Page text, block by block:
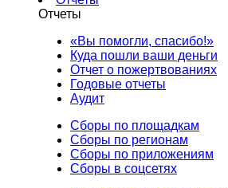
Отчеты
«Вы помогли, спасибо!»
Куда пошли ваши деньги
Отчет о пожертвованиях
Годовые отчеты
Аудит
Сборы по площадкам
Сборы по регионам
Сборы по приложениям
Сборы в соцсетях